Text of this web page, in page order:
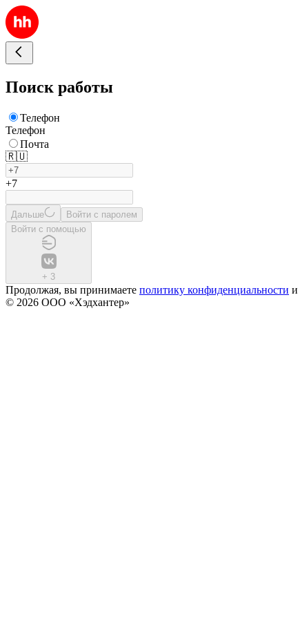
Поиск работы
Телефон
Телефон
Почта
🇷🇺
+7
Дальше
Войти с паролем
Войти с помощью
+ 3
Продолжая, вы принимаете политику конфиденциальности и
© 2026 ООО «Хэдхантер»